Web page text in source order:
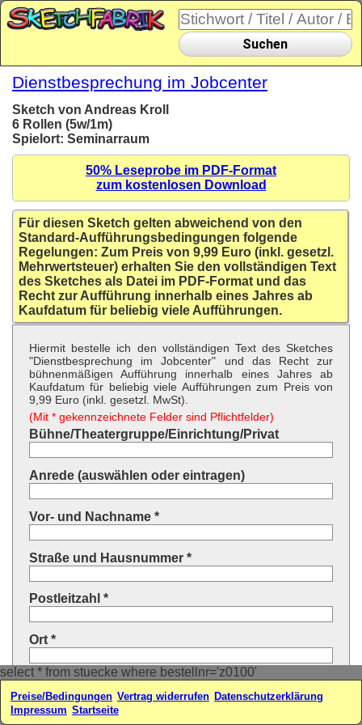
select * from stuecke where bestellnr='z0100'
Suchen
Dienstbesprechung im Jobcenter
Sketch von Andreas Kroll
6 Rollen (5w/1m)
Spielort: Seminarraum
50% Leseprobe im PDF-Format
zum kostenlosen Download
Für diesen Sketch gelten abweichend von den
Standard-Aufführungsbedingungen folgende
Regelungen: Zum Preis von 9,99 Euro (inkl. gesetzl.
Mehrwertsteuer) erhalten Sie den vollständigen Text
des Sketches als Datei im PDF-Format und das
Recht zur Aufführung innerhalb eines Jahres ab
Kaufdatum für beliebig viele Aufführungen.
Hiermit bestelle ich den vollständigen Text des Sketches
"Dienstbesprechung im Jobcenter" und das Recht zur
bühnenmäßigen Aufführung innerhalb eines Jahres ab
Kaufdatum für beliebig viele Aufführungen zum Preis von
9,99 Euro (inkl. gesetzl. MwSt).
(Mit * gekennzeichnete Felder sind Pflichtfelder)
Bühne/Theatergruppe/Einrichtung/Privat
Anrede (auswählen oder eintragen)
Vor- und Nachname *
Straße und Hausnummer *
Postleitzahl *
Ort *
Land * (auswählen oder eintragen)
Ihre E-Mail-Adresse*
Preise/Bedingungen Vertrag widerrufen Datenschutzerklärung
Impressum Startseite